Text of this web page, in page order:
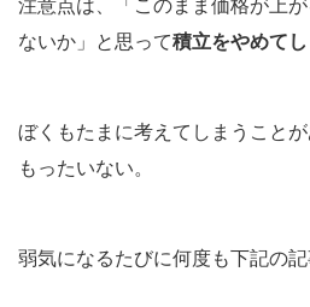
注意点は、「このまま価格が上
ないか」と思って積立をやめて
ぼくもたまに考えてしまうこと
もったいない。
弱気になるたびに何度も下記の記